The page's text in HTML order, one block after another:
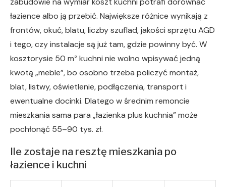
łazience albo ją przebić. Największe różnice wynikają z
frontów, okuć, blatu, liczby szuflad, jakości sprzętu AGD
i tego, czy instalacje są już tam, gdzie powinny być. W
kosztorysie 50 m² kuchni nie wolno wpisywać jedną
kwotą „meble”, bo osobno trzeba policzyć montaż,
blat, listwy, oświetlenie, podłączenia, transport i
ewentualne docinki. Dlatego w średnim remoncie
mieszkania sama para „łazienka plus kuchnia” może
pochłonąć 55–90 tys. zł.
Ile zostaje na resztę mieszkania po
łazience i kuchni